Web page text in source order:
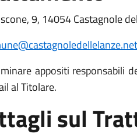
9, 14054 Castagnole
appositi
al Titolare.
sul